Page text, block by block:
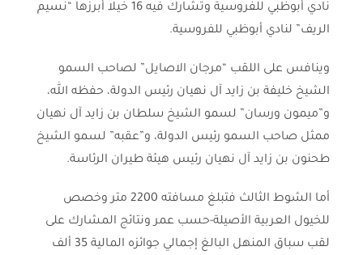
نادي أبوظبي للفروسية وتشارك فيه 16 خيلا أبرزها “نسيم
الريف” لنادي أبوظبي للفروسية.
وينافس على اللقب “مرجان الاصايل” لصاحب السمو
الشيخ خليفة بن زايد آل نهيان رئيس الدولة، حفظه الله،
و”ميمون ورسان” لسمو الشيخ سلطان بن زايد آل نهيان
ممثل صاحب السمو رئيس الدولة، و”عقبه” لسمو الشيخ
طحنون بن زايد آل نهيان رئيس هيئة طيران الرئاسة.
أما الشوط الثالث فتبلغ مسافته 2200 متر وخصص
للخيول العربية الأصيلة-حسب عمر ونتائج المشارك على
لقب سباق المنهل البالغ إجمالي جوائزه المالية 35 ألف